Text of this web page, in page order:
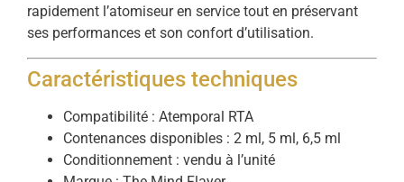
rapidement l’atomiseur en service tout en préservant
ses performances et son confort d’utilisation.
Caractéristiques techniques
Compatibilité : Atemporal RTA
Contenances disponibles : 2 ml, 5 ml, 6,5 ml
Conditionnement : vendu à l’unité